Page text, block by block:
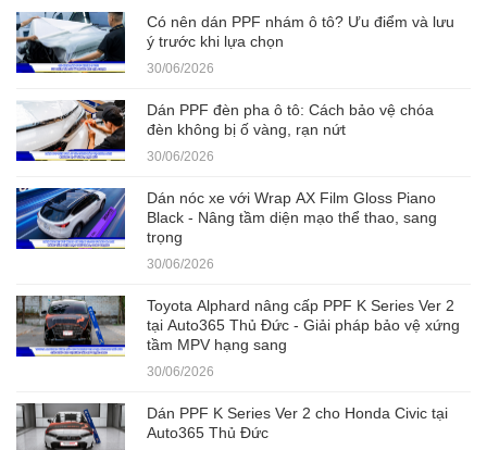
Có nên dán PPF nhám ô tô? Ưu điểm và lưu
ý trước khi lựa chọn
30/06/2026
Dán PPF đèn pha ô tô: Cách bảo vệ chóa
đèn không bị ố vàng, rạn nứt
30/06/2026
Dán nóc xe với Wrap AX Film Gloss Piano
Black - Nâng tầm diện mạo thể thao, sang
trọng
30/06/2026
Toyota Alphard nâng cấp PPF K Series Ver 2
tại Auto365 Thủ Đức - Giải pháp bảo vệ xứng
tầm MPV hạng sang
30/06/2026
Dán PPF K Series Ver 2 cho Honda Civic tại
Auto365 Thủ Đức